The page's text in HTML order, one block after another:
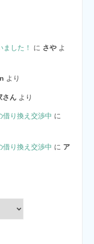
した！ に さやよ
より
さんより
借り換え交渉中 に
借り換え交渉中 に ア